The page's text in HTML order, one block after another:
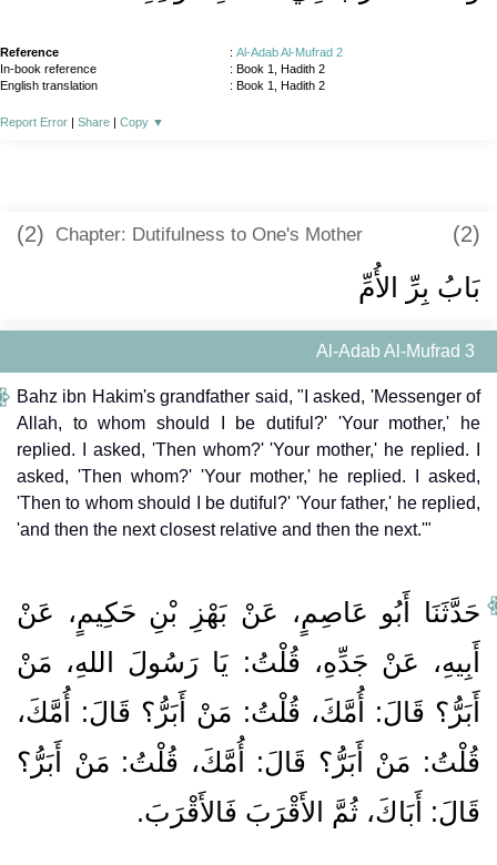
Reference : Al-Adab Al-Mufrad 2
In-book reference
: Book 1, Hadith 2
English translation
: Book 1, Hadith 2
Report Error | Share | Copy ▼
(2) Chapter: Dutifulness to One's Mother (2)
بَابُ بِرِّ الأُمِّ
Al-Adab Al-Mufrad 3
Bahz ibn Hakim's grandfather said, "I asked, 'Messenger of
Allah, to whom should I be dutiful?' 'Your mother,' he
replied. I asked, 'Then whom?' 'Your mother,' he replied. I
asked, 'Then whom?' 'Your mother,' he replied. I asked,
'Then to whom should I be dutiful?' 'Your father,' he replied,
'and then the next closest relative and then the next.'"
حَدَّثَنَا أَبُو عَاصِمٍ، عَنْ بَهْزِ بْنِ حَكِيمٍ، عَنْ
أَبِيهِ، عَنْ جَدِّهِ، قُلْتُ‏:‏ يَا رَسُولَ اللهِ، مَنْ
أَبَرُّ‏؟‏ قَالَ‏:‏ أُمَّكَ، قُلْتُ‏:‏ مَنْ أَبَرُّ‏؟‏ قَالَ‏:‏ أُمَّكَ،
قُلْتُ‏:‏ مَنْ أَبَرُّ‏؟‏ قَالَ‏:‏ أُمَّكَ، قُلْتُ‏:‏ مَنْ أَبَرُّ‏؟‏
قَالَ‏:‏ أَبَاكَ، ثُمَّ الأَقْرَبَ فَالأَقْرَبَ‏.‏